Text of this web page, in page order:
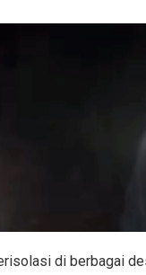
di berbagai